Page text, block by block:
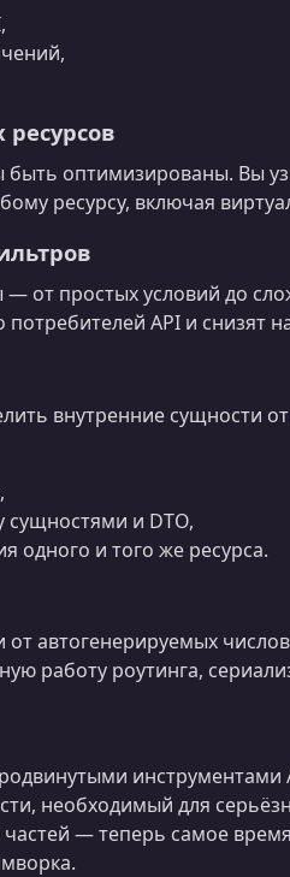
оптимизированы. Вы
ресурсу, включая
от простых условий до
API и снизят
внутренние сущности
и DTO,
одного и того же ресурса.
автогенерируемых
работу роутинга,
инструментами
необходимый для
— теперь самое